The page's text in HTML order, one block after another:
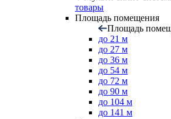
товары
Площадь помещения
Площадь
до 21 м
до 27 м
до 36 м
до 54 м
до 72 м
до 90 м
до 104 м
до 141 м